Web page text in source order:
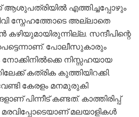
ആശുപത്രിയിൽ എത്തിച്ചപ്പോഴും
സ്നേഹത്തോടെ അല്ലാതെ
കഴിയുമായിരുന്നില്ല. സന്ദീപിന്റെ
പോലീസുകാരും
നിസ്സഹയായ
കത്രിക കുത്തിയിറക്കി.
കേരളം മനമുരുകി
പിന്നീട് കണ്ടത്. കാത്തിരിപ്പ്
മലയാളികൾ